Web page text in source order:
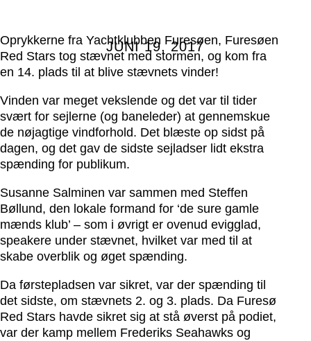
JUNI 19, 2017
Oprykkerne fraYachtklubben Furesøen, Furesøen
Red Stars tog stævnet med stormen, og kom fra
en 14. plads til at blive stævnets vinder!
Vinden var meget vekslende og det var til tider
svært for sejlerne (og baneleder) at gennemskue
de nøjagtige vindforhold. Det blæste op sidst på
dagen, og det gav de sidste sejladser lidt ekstra
spænding for publikum.
Susanne Salminen var sammen med Steffen
Bøllund, den lokale formand for ‘de sure gamle
mænds klub’ – som i øvrigt er ovenud evigglad,
speakere under stævnet, hvilket var med til at
skabe overblik og øget spænding.
Da førstepladsen var sikret, var der spænding til
det sidste, om stævnets 2. og 3. plads. Da Furesø
Red Stars havde sikret sig at stå øverst på podiet,
var der kamp mellem Frederiks Seahawks og